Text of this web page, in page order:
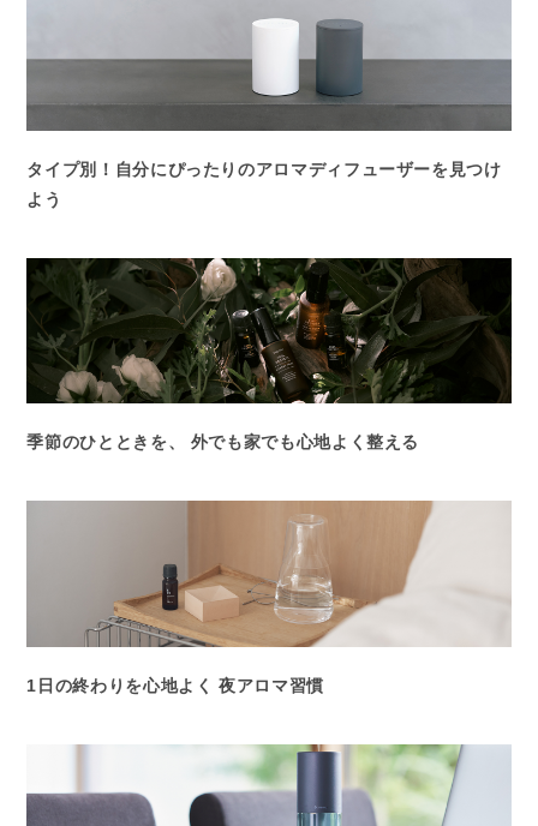
タイプ別！自分にぴったりのアロマディフューザーを見つけ
よう
季節のひとときを、 外でも家でも心地よく整える
1日の終わりを心地よく 夜アロマ習慣